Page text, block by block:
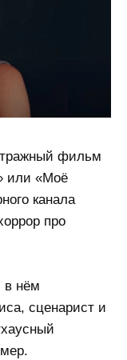
фильм
или «Моё
канала
про
в нём
сценарист и